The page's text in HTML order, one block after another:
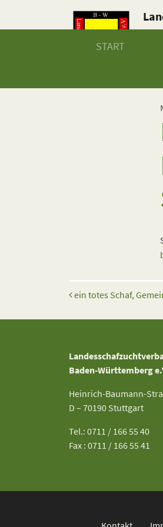
START
Beitrags-
ein totes Schaf,
Baden-Württemberg
Heinrich-Baumann-
D – 70190 Stuttgart
Tel.: 0711 / 166 55 40
Fax : 0711 / 166 55 41